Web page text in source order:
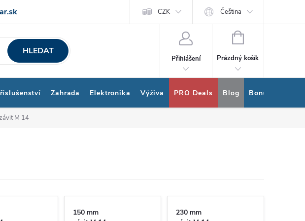
podmínky Nákup na splátky Quatro
CZK Čeština
HLEDAT
Přihlášení
NÁKUPNÍ
Prázdný košík
Zahrada Elektronika Výživa PRO Deals Blog Bonus program
M 14
150 mm
230 mm